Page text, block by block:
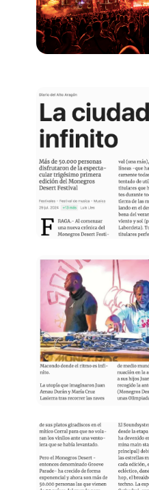
Quienes somos
¿Quieres trabajar
Síguenos en tiktok
Síguenos en facebook
Síguenos en
Síguenos en
Síguenos en
Síguenos
Política de Privacidad
Política de Cookies
Aviso Legal